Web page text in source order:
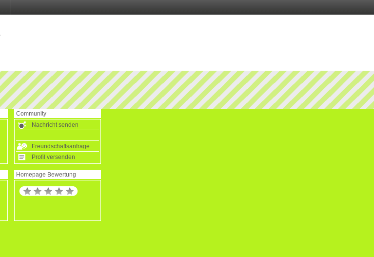
Community
Nachricht senden
Freundschaftsanfrage
Profil versenden
Homepage Bewertung